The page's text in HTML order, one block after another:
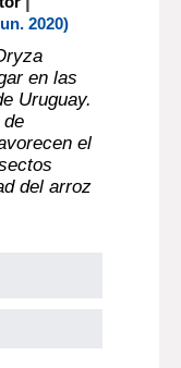
2020)
en las
Uruguay.
de
el
del arroz